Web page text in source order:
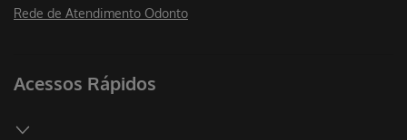
Rede de Atendimento Odonto
Acessos Rápidos